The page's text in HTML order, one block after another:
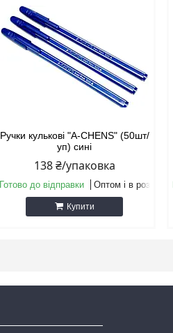
Ручки кулькові "A-CHENS" (50шт/
уп) сині
138 ₴/упаковка
Готово до відправки Оптом і в роздріб
Купити